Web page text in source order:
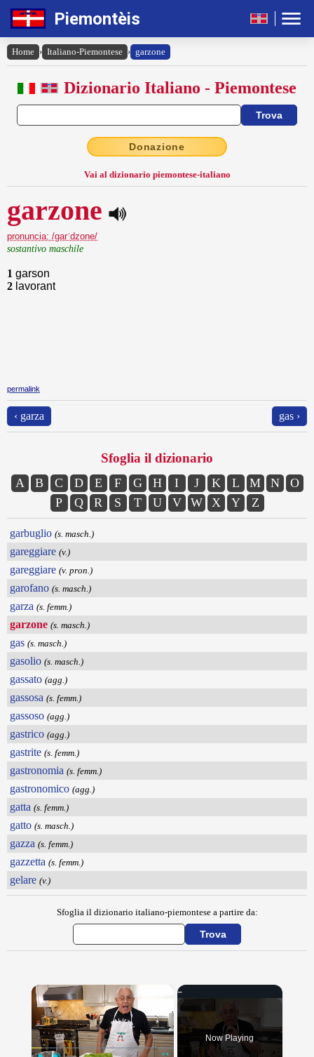
Piemontèis
Home › Italiano-Piemontese › garzone
Dizionario Italiano - Piemontese
Donazione
Vai al dizionario piemontese-italiano
garzone
pronuncia: /garˈdzone/
sostantivo maschile
1 garson
2 lavorant
permalink
‹ garza gas ›
Sfoglia il dizionario
A B C D E F G H I J K L M N
O
P
Q R S T U V W X Y Z
garbuglio (s. masch.)
gareggiare (v.)
gareggiare (v. pron.)
garofano (s. masch.)
garza (s. femm.)
garzone (s. masch.)
gas (s. masch.)
gasolio (s. masch.)
gassato (agg.)
gassosa (s. femm.)
gassoso (agg.)
gastrico (agg.)
gastrite (s. femm.)
gastronomia (s. femm.)
gastronomico (agg.)
gatta (s. femm.)
gatto (s. masch.)
gazza (s. femm.)
gazzetta (s. femm.)
gelare (v.)
Sfoglia il dizionario italiano-piemontese a partire da:
Now Playing